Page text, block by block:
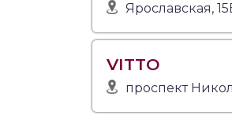
Ярославская,
VITTO
проспект